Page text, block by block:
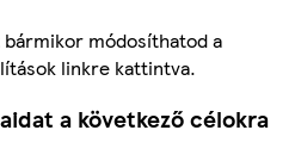
módosíthatod a
linkre kattintva.
a következő célokra